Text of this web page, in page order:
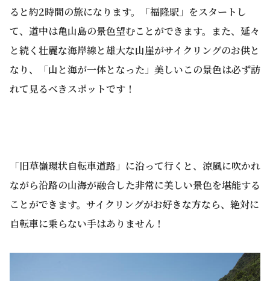
ると約2時間の旅になります。「福隆駅」をスタートし
て、道中は亀山島の景色望むことができます。また、延々
と続く壮麗な海岸線と雄大な山崖がサイクリングのお供と
なり、「山と海が一体となった」美しいこの景色は必ず訪
れて見るべきスポットです！
「旧草嶺環状自転車道路」に沿って行くと、涼風に吹かれ
ながら沿路の山海が融合した非常に美しい景色を堪能する
ことができます。サイクリングがお好きな方なら、絶対に
自転車に乗らない手はありません！